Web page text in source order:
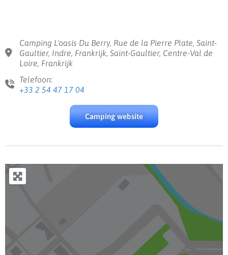
Camping L'oasis Du Berry, Rue de la Pierre Plate, Saint-
Gaultier, Indre, Frankrijk, Saint-Gaultier, Centre-Val de
Loire, Frankrijk
Telefoon:
+33 2 54 47 17 04
Camping website